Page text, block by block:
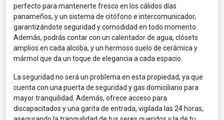
perfecto para mantenerte fresco en los cálidos días
panameños, y un sistema de citófono e intercomunicador,
garantizándote seguridad y comodidad en todo momento.
Además, podrás contar con un calentador de agua, clósets
amplios en cada alcoba, y un hermoso suelo de cerámica y
mármol que da un toque de elegancia a cada espacio.
La seguridad no será un problema en esta propiedad, ya que
cuenta con una puerta de seguridad y gas domiciliario para
mayor tranquilidad. Además, ofrece acceso para
discapacitados y una garita de entrada, vigilada las 24 horas,